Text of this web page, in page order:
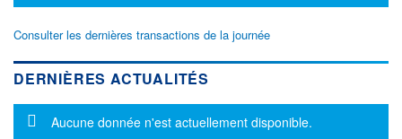
Consulter les dernières transactions de la journée
DERNIÈRES ACTUALITÉS
Message d'information
Aucune donnée n'est actuellement disponible.